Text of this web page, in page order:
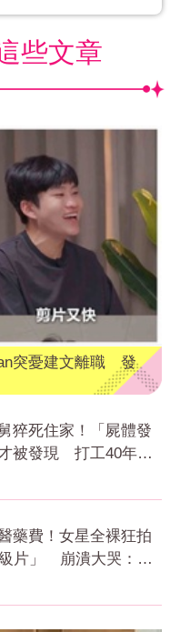
些文章
突憂建文離職 發
猝死住家！「屍體發
被發現 打工40年悲
藥費！女星全裸狂拍
級片」 崩潰大哭：沒